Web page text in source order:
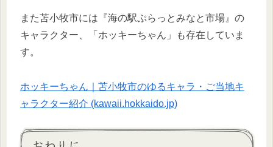
また苫小牧市には『海の駅ぷらっとみなと市場』の
キャラクター、「ホッキーちゃん」も存在していま
す。
ホッキーちゃん｜苫小牧市のゆるキャラ・ご当地キ
ャラクター紹介 (kawaii.hokkaido.jp)